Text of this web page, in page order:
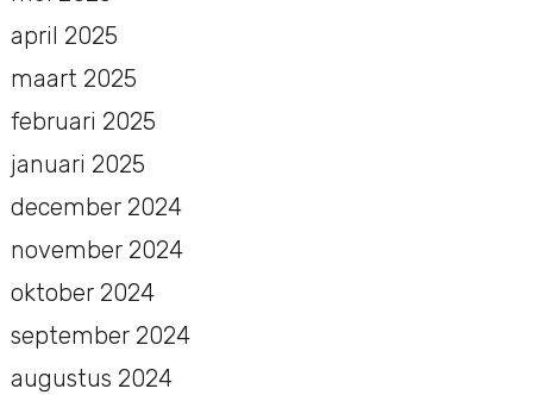
april 2025
maart 2025
februari 2025
januari 2025
december 2024
november 2024
oktober 2024
september 2024
augustus 2024